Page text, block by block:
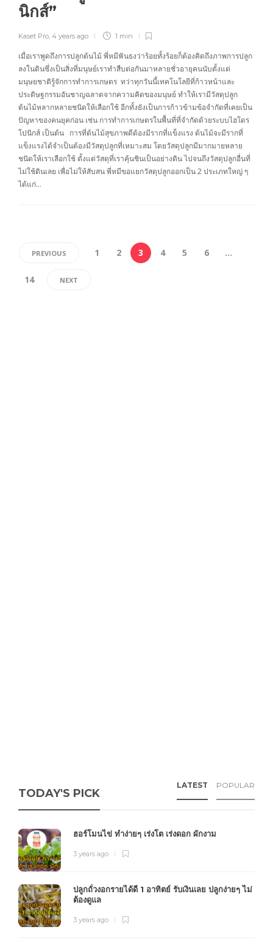
นิกส์”
Kaset Pro, 4 years ago 1 min
เมื่อเราพูดถึงการปลูกต้นไม้ พี่หมีฟันธงว่าร้อยทั้งร้อยก็ต้องคิดถึงภาพการปลูก
ลงในดินซึ่งเป็นสิ่งที่มนุษย์เราทำสืบต่อกันมาหลายชั่วอายุคนนับตั้งแต่
มนุษยชาติรู้จักการทำการเกษตร ทว่าทุกวันนี้เทคโนโลยีที่ก้าวหน้าและ
ประดิษฐกรรมอันชาญฉลาดจากความคิดของมนุษย์ ทำให้เรามีวัสดุปลูก
ต้นไม้หลากหลายชนิดให้เลือกใช้ อีกทั้งยังเป็นการก้าวข้ามข้อจำกัดที่เคยเป็น
ปัญหาของคนยุคก่อน เช่น การทำการเกษตรในพื้นที่ที่จำกัดด้วยระบบไฮโดร
โปนิกส์ เป็นต้น การที่ต้นไม้สุขภาพดีต้องมีรากที่แข็งแรง ต้นไม้จะมีรากที่
แข็งแรงได้จำเป็นต้องมีวัสดุปลูกที่เหมาะสม โดยวัสดุปลูกมีมากมายหลาย
ชนิดให้เราเลือกใช้ ตั้งแต่วัสดุที่เราคุ้นชินเป็นอย่างดิน ไปจนถึงวัสดุปลูกอื่นที่
ไม่ใช้ดินเลย เพื่อไม่ให้สับสน พี่หมีขอแยกวัสดุปลูกออกเป็น 2 ประเภทใหญ่ ๆ
ได้แก่…
PREVIOUS 1 2 3 4 5 6 …
14 NEXT
TODAY'S PICK
LATEST POPULAR
ฮอร์โมนไข่ ทำง่ายๆ เร่งโต เร่งดอก ผักงาม
3 years ago
ปลูกถั่วงอกรายได้ดี 1 อาทิตย์ รับเงินเลย ปลูกง่ายๆ ไม่
ต้องดูแล
3 years ago